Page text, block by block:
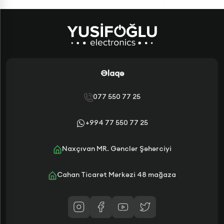
Əlaqə
077 550 77 25
+994 77 550 77 25
Naxçıvan MR. Gənclər Şəhərciyi
Cahan Ticarət Mərkəzi 48 mağaza